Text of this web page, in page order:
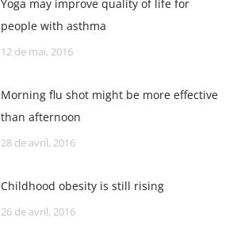
Yoga may improve quality of life for
people with asthma
12 de mai, 2016
Morning flu shot might be more effective
than afternoon
28 de avril, 2016
Childhood obesity is still rising
26 de avril, 2016